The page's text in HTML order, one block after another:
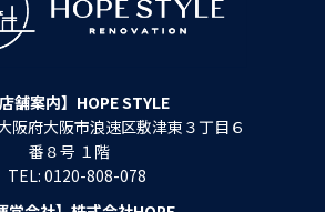
店舗案内】HOPE STYLE
阪府大阪市浪速区敷津東３丁目６
番８号 １階
TEL: 0120-808-078